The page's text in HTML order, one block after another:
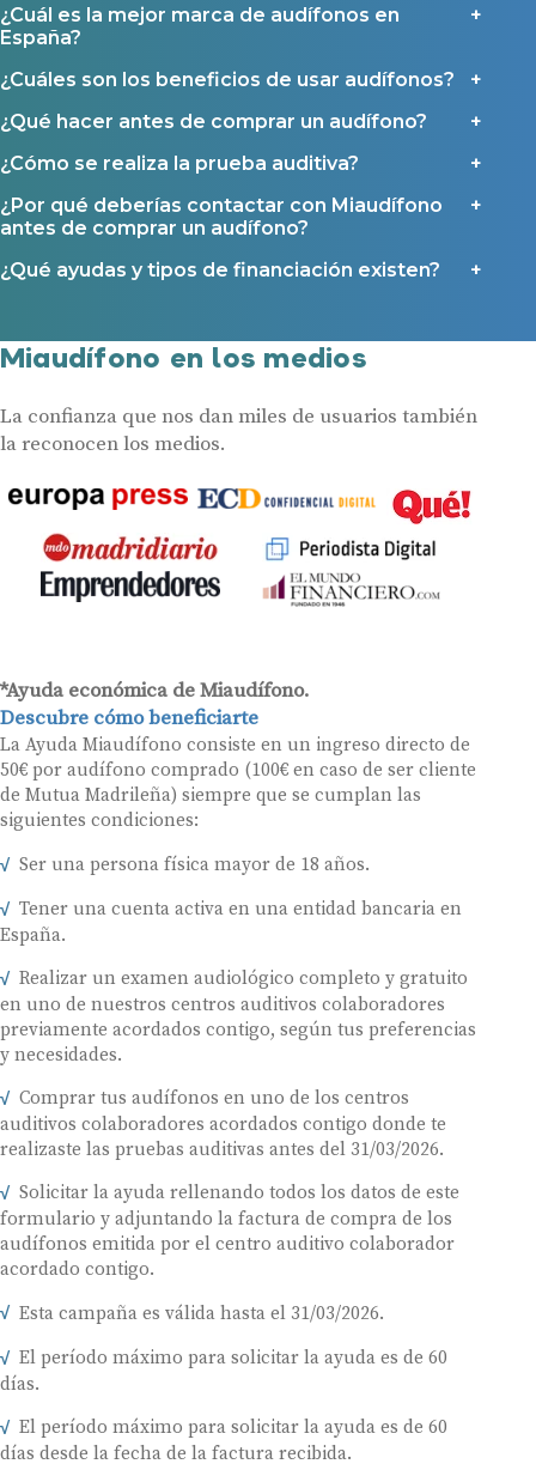
¿Cuál es la mejor marca de audífonos en
España?
¿Cuáles son los beneficios de usar audífonos?
¿Qué hacer antes de comprar un audífono?
¿Cómo se realiza la prueba auditiva?
¿Por qué deberías contactar con Miaudífono
antes de comprar un audífono?
¿Qué ayudas y tipos de financiación existen?
Miaudífono en los medios
La confianza que nos dan miles de usuarios también
la reconocen los medios.
*Ayuda económica de Miaudífono.
Descubre cómo beneficiarte
La Ayuda Miaudífono consiste en un ingreso directo de
50€ por audífono comprado (100€ en caso de ser cliente
de Mutua Madrileña) siempre que se cumplan las
siguientes condiciones:
Ser una persona física mayor de 18 años.
Tener una cuenta activa en una entidad bancaria en
España.
Realizar un examen audiológico completo y gratuito
en uno de nuestros centros auditivos colaboradores
previamente acordados contigo, según tus preferencias
y necesidades.
Comprar tus audífonos en uno de los centros
auditivos colaboradores acordados contigo donde te
realizaste las pruebas auditivas antes del 31/03/2026.
Solicitar la ayuda rellenando todos los datos de este
formulario y adjuntando la factura de compra de los
audífonos emitida por el centro auditivo colaborador
acordado contigo.
Esta campaña es válida hasta el 31/03/2026.
El período máximo para solicitar la ayuda es de 60
días.
El período máximo para solicitar la ayuda es de 60
días desde la fecha de la factura recibida.